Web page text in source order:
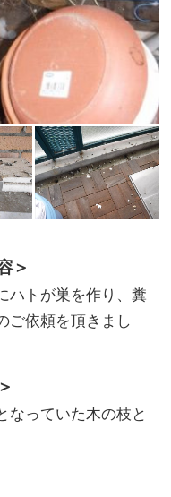
＞
ハトが巣を作り、糞
ご依頼を頂きまし
なっていた木の枝と